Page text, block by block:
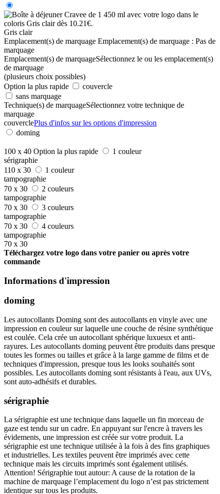
Gris clair
Emplacement(s) de marquage Emplacement(s) de marquage : Pas de
marquage
Emplacement(s) de marquageSélectionnez le ou les emplacement(s)
de marquage
(plusieurs choix possibles)
Option la plus rapide
couvercle
sans marquage
Technique(s) de marquageSélectionnez votre technique de
marquage
couverclePlus d'infos sur les options d'impression
doming
100 x 40 Option la plus rapide
1 couleur
sérigraphie
110 x 30
1 couleur
tampographie
70 x 30
2 couleurs
tampographie
70 x 30
3 couleurs
tampographie
70 x 30
4 couleurs
tampographie
70 x 30
Téléchargez votre logo dans votre panier ou après votre
commande
Informations d'impression
doming
Les autocollants Doming sont des autocollants en vinyle avec une
impression en couleur sur laquelle une couche de résine synthétique
est coulée. Cela crée un autocollant sphérique luxueux et anti-
rayures. Les autocollants doming peuvent être produits dans presque
toutes les formes ou tailles et grâce à la large gamme de films et de
techniques d'impression, presque tous les looks souhaités sont
possibles. Les autocollants doming sont résistants à l'eau, aux UVs,
sont auto-adhésifs et durables.
sérigraphie
La sérigraphie est une technique dans laquelle un fin morceau de
gaze est tendu sur un cadre. En appuyant sur l'encre à travers les
évidements, une impression est créée sur votre produit. La
sérigraphie est une technique utilisée à la fois à des fins graphiques
et industrielles. Les textiles peuvent être imprimés avec cette
technique mais les circuits imprimés sont également utilisés.
Attention! Sérigraphie tout autour: A cause de la rotation de la
machine de marquage l’emplacement du logo n’est pas strictement
identique sur tous les produits.